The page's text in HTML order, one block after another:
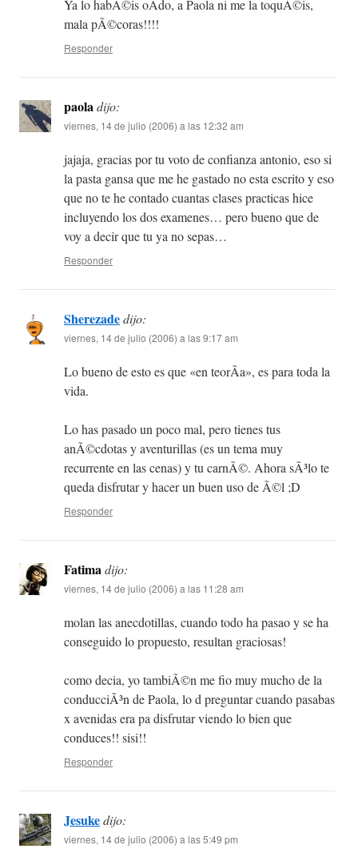
Ya lo habÃ©is oÃ­do, a Paola ni me la toquÃ©is,
mala pÃ©coras!!!!
Responder
paoladijo:
viernes, 14 de julio (2006) a las 12:32 am
jajaja, gracias por tu voto de confianza antonio, eso si
la pasta gansa que me he gastado no esta escrito y eso
que no te he contado cuantas clases practicas hice
incluyendo los dos examenes… pero bueno que de
voy a decir que tu ya no sepas…
Responder
Sherezadedijo:
viernes, 14 de julio (2006) a las 9:17 am
Lo bueno de esto es que «en teorÃ­a», es para toda la
vida.
Lo has pasado un poco mal, pero tienes tus
anÃ©cdotas y aventurillas (es un tema muy
recurrente en las cenas) y tu carnÃ©. Ahora sÃ³lo te
queda disfrutar y hacer un buen uso de Ã©l ;D
Responder
Fatimadijo:
viernes, 14 de julio (2006) a las 11:28 am
molan las anecdotillas, cuando todo ha pasao y se ha
conseguido lo propuesto, resultan graciosas!
como decia, yo tambiÃ©n me fio muy mucho de la
conducciÃ³n de Paola, lo d preguntar cuando pasabas
x avenidas era pa disfrutar viendo lo bien que
conduces!! sisi!!
Responder
Jesukedijo:
viernes, 14 de julio (2006) a las 5:49 pm